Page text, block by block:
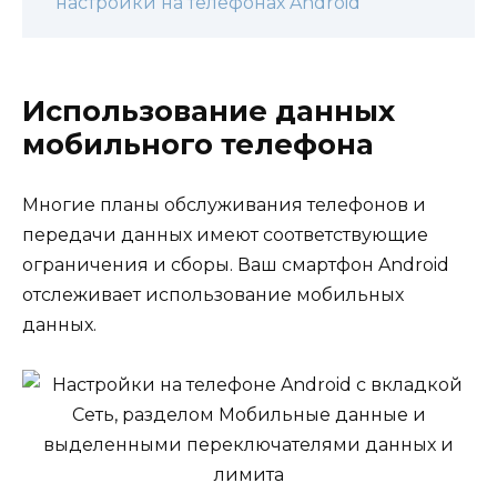
Использование данных
мобильного телефона
Многие планы обслуживания телефонов и
передачи данных имеют соответствующие
ограничения и сборы. Ваш смартфон Android
отслеживает использование мобильных
данных.